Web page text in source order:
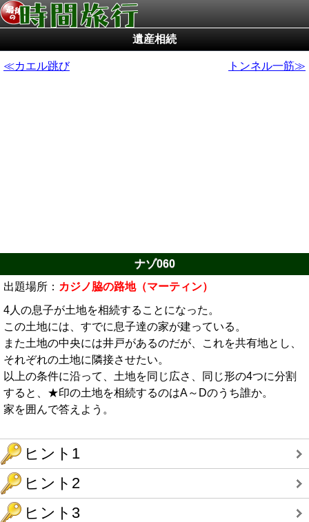
遺産相続
カエル跳び トンネル一筋
ナゾ060
出題場所： カジノ脇の路地（マーティン）
4人の息子が土地を相続することになった。
この土地には、すでに息子達の家が建っている。
また土地の中央には井戸があるのだが、これを共有地とし、
それぞれの土地に隣接させたい。
以上の条件に沿って、土地を同じ広さ、同じ形の4つに分割
すると、★印の土地を相続するのはA～Dのうち誰か。
家を囲んで答えよう。
ヒント1
ヒント2
ヒント3